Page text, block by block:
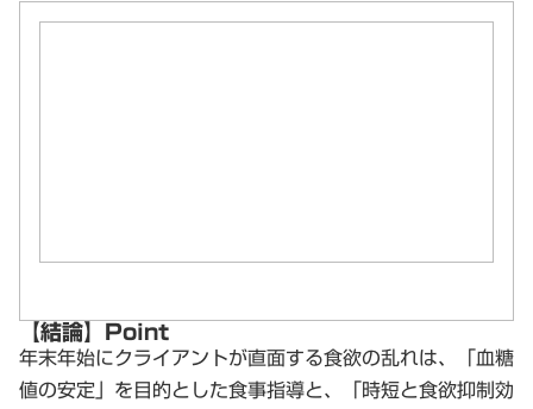
【結論】Point
年末年始にクライアントが直面する食欲の乱れは、
「血糖
値の安定」を目的とした食事指導と、
「時短と食欲抑制効